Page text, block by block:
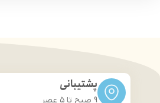
پشتیبانی
9 صبح تا ۵ عصر